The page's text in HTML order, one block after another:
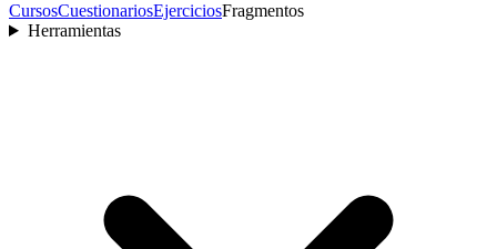
CursosCuestionariosEjerciciosFragmentos
Herramientas